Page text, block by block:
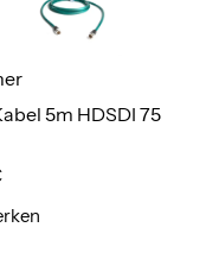
5m HDSDI 75